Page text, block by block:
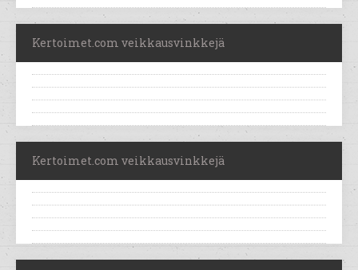
Kertoimet.com veikkausvinkkejä
Kertoimet.com veikkausvinkkejä